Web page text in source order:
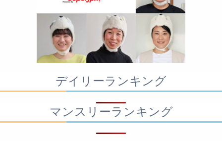
デイリーランキング
マンスリーランキング